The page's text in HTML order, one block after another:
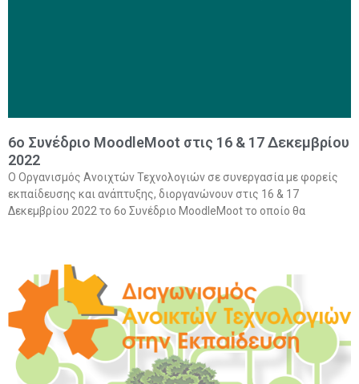
6ο Συνέδριο MoodleMoot στις 16 & 17 Δεκεμβρίου
2022
Ο Οργανισμός Ανοιχτών Τεχνολογιών σε συνεργασία με φορείς
εκπαίδευσης και ανάπτυξης, διοργανώνουν στις 16 & 17
Δεκεμβρίου 2022 το 6ο Συνέδριο MoodleMoot το οποίο θα